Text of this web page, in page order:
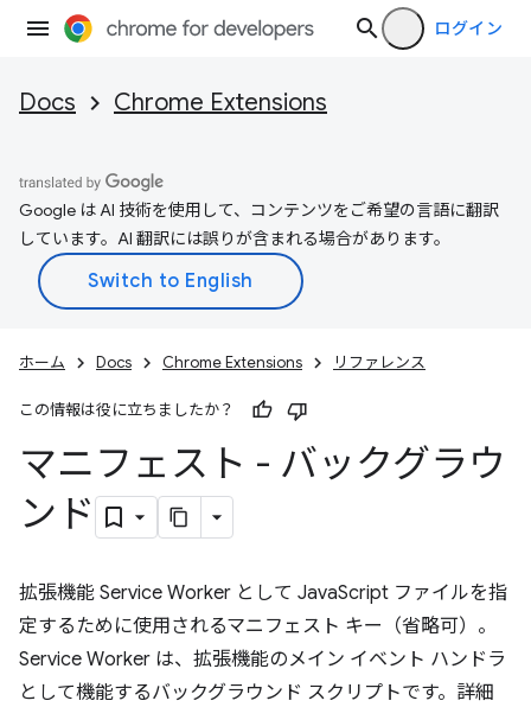
ログイン
Docs Chrome Extensions
Google は AI 技術を使用して、コンテンツをご希望の言語に翻訳
しています。AI 翻訳には誤りが含まれる場合があります。
ホーム Docs Chrome Extensions リファレンス
この情報は役に立ちましたか？
マニフェスト - バックグラウ
ンド
拡張機能 Service Worker として JavaScript ファイルを指
定するために使用されるマニフェスト キー（省略可）。
Service Worker は、拡張機能のメイン イベント ハンドラ
として機能するバックグラウンド スクリプトです。詳細